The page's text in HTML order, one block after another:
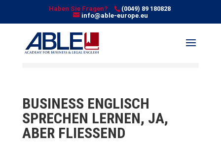
Haben Sie Fragen?
(0049) 89 180828
info@able-europe.eu
BUSINESS ENGLISCH
SPRECHEN LERNEN, JA,
ABER FLIESSEND